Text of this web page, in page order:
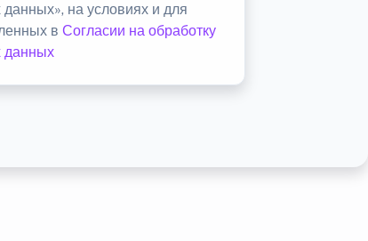
на условиях и для
вСогласии на обработку
данных